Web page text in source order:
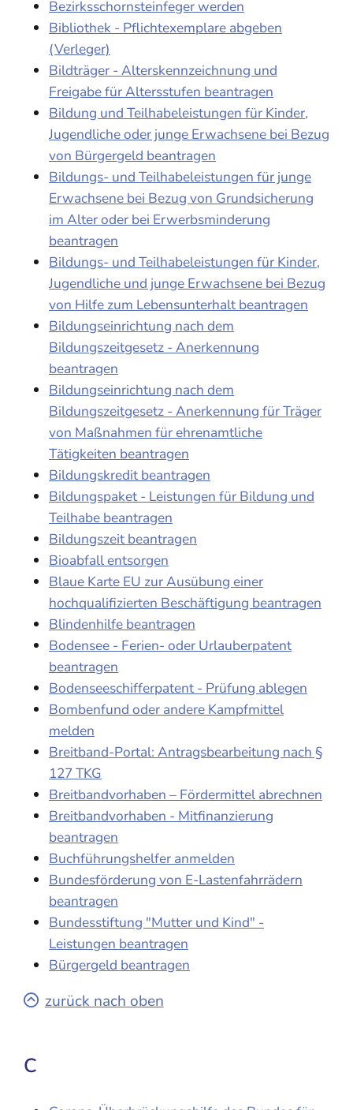
Bezirksschornsteinfeger werden
Bibliothek - Pflichtexemplare abgeben
(Verleger)
Bildträger - Alterskennzeichnung und
Freigabe für Altersstufen beantragen
Bildung und Teilhabeleistungen für Kinder,
Jugendliche oder junge Erwachsene bei Bezug
von Bürgergeld beantragen
Bildungs- und Teilhabeleistungen für junge
Erwachsene bei Bezug von Grundsicherung
im Alter oder bei Erwerbsminderung
beantragen
Bildungs- und Teilhabeleistungen für Kinder,
Jugendliche und junge Erwachsene bei Bezug
von Hilfe zum Lebensunterhalt beantragen
Bildungseinrichtung nach dem
Bildungszeitgesetz - Anerkennung
beantragen
Bildungseinrichtung nach dem
Bildungszeitgesetz - Anerkennung für Träger
von Maßnahmen für ehrenamtliche
Tätigkeiten beantragen
Bildungskredit beantragen
Bildungspaket - Leistungen für Bildung und
Teilhabe beantragen
Bildungszeit beantragen
Bioabfall entsorgen
Blaue Karte EU zur Ausübung einer
hochqualifizierten Beschäftigung beantragen
Blindenhilfe beantragen
Bodensee - Ferien- oder Urlauberpatent
beantragen
Bodenseeschifferpatent - Prüfung ablegen
Bombenfund oder andere Kampfmittel
melden
Breitband-Portal: Antragsbearbeitung nach §
127 TKG
Breitbandvorhaben – Fördermittel abrechnen
Breitbandvorhaben - Mitfinanzierung
beantragen
Buchführungshelfer anmelden
Bundesförderung von E-Lastenfahrrädern
beantragen
Bundesstiftung "Mutter und Kind" -
Leistungen beantragen
Bürgergeld beantragen
zurück nach oben
C